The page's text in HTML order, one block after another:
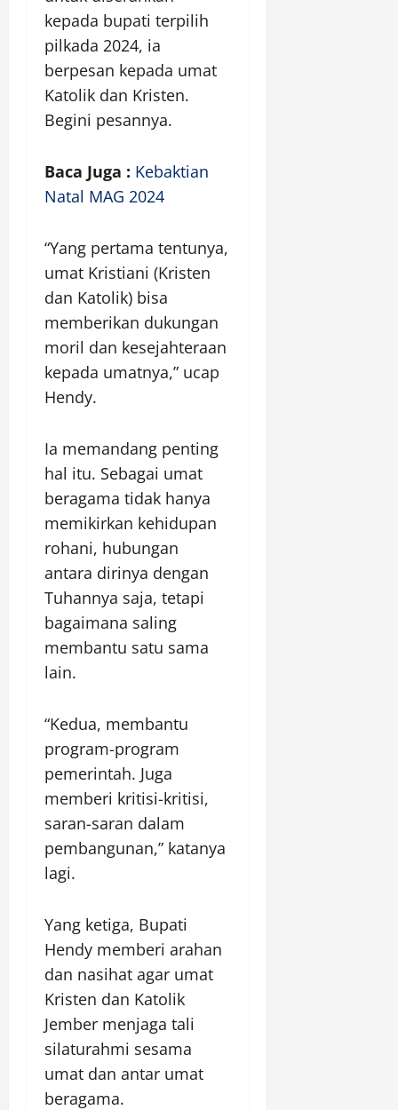
kepada bupati terpilih
pilkada 2024, ia
berpesan kepada umat
Katolik dan Kristen.
Begini pesannya.
Baca Juga : Kebaktian
Natal MAG 2024
“Yang pertama tentunya,
umat Kristiani (Kristen
dan Katolik) bisa
memberikan dukungan
moril dan kesejahteraan
kepada umatnya,” ucap
Hendy.
Ia memandang penting
hal itu. Sebagai umat
beragama tidak hanya
memikirkan kehidupan
rohani, hubungan
antara dirinya dengan
Tuhannya saja, tetapi
bagaimana saling
membantu satu sama
lain.
“Kedua, membantu
program-program
pemerintah. Juga
memberi kritisi-kritisi,
saran-saran dalam
pembangunan,” katanya
lagi.
Yang ketiga, Bupati
Hendy memberi arahan
dan nasihat agar umat
Kristen dan Katolik
Jember menjaga tali
silaturahmi sesama
umat dan antar umat
beragama.